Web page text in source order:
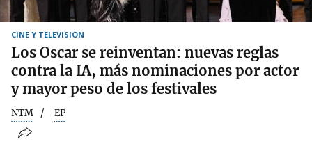
CINE Y TELEVISIÓN
Los Oscar se reinventan: nuevas reglas
contra la IA, más nominaciones por actor
y mayor peso de los festivales
NTM EP